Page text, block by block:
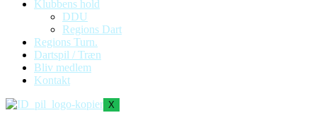
Klubbens hold
DDU
Regions Dart
Regions Turn.
Dartspil / Træn
Bliv medlem
Kontakt
X